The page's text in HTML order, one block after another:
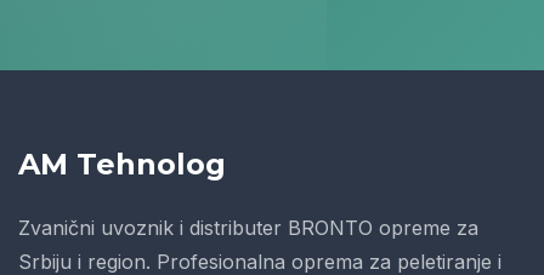
AM Tehnolog
Zvanični uvoznik i distributer BRONTO opreme za
Srbiju i region. Profesionalna oprema za peletiranje i